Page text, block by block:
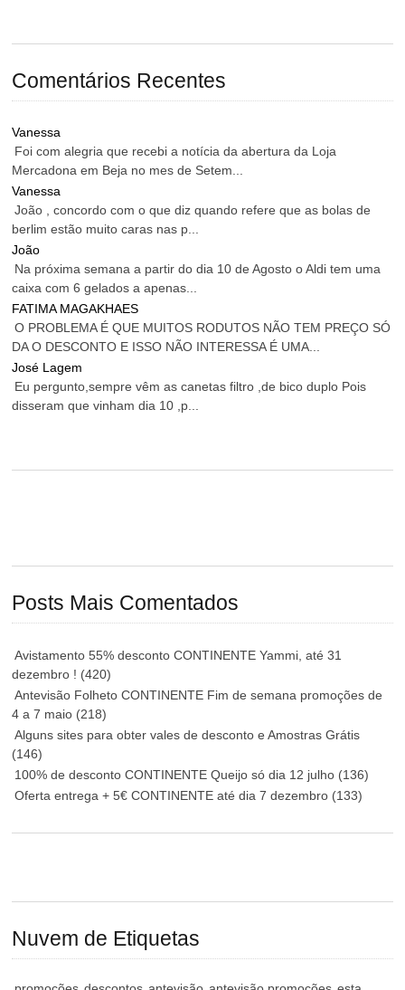
Comentários Recentes
Vanessa
Foi com alegria que recebi a notícia da abertura da Loja
Mercadona em Beja no mes de Setem...
Vanessa
João , concordo com o que diz quando refere que as bolas de
berlim estão muito caras nas p...
João
Na próxima semana a partir do dia 10 de Agosto o Aldi tem uma
caixa com 6 gelados a apenas...
FATIMA MAGAKHAES
O PROBLEMA É QUE MUITOS RODUTOS NÃO TEM PREÇO SÓ
DA O DESCONTO E ISSO NÃO INTERESSA É UMA...
José Lagem
Eu pergunto,sempre vêm as canetas filtro ,de bico duplo Pois
disseram que vinham dia 10 ,p...
Posts Mais Comentados
Avistamento 55% desconto CONTINENTE Yammi, até 31
dezembro ! (420)
Antevisão Folheto CONTINENTE Fim de semana promoções de
4 a 7 maio (218)
Alguns sites para obter vales de desconto e Amostras Grátis
(146)
100% de desconto CONTINENTE Queijo só dia 12 julho (136)
Oferta entrega + 5€ CONTINENTE até dia 7 dezembro (133)
Nuvem de Etiquetas